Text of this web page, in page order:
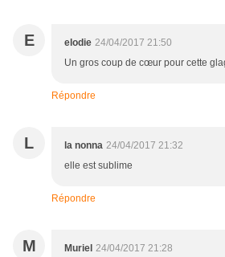
E elodie 24/04/2017 21:50
Un gros coup de cœur pour cette
Répondre
L la nonna 24/04/2017 21:32
elle est sublime
Répondre
M Muriel 24/04/2017 21:28